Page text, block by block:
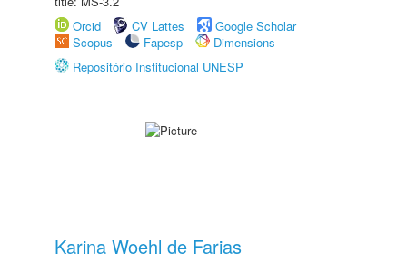
Orcid
CV Lattes
Google Scholar
Scopus
Fapesp
Dimensions
Repositório Institucional UNESP
Karina Woehl de Farias